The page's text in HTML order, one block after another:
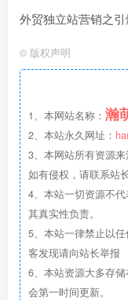
外贸独立站营销之
© 版权声明
1、本网站名称： 瀚
2、本站永久网址：
3、本网站所有资源来
如有侵权，请联系站
4、本站一切资源不
其真实性负责。
5、本站一律禁止以
客发现请向站长举报
6、本站资源大多存
会第一时间更新。